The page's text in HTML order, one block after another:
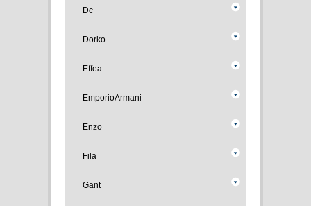
Dc
Dorko
Effea
EmporioArmani
Enzo
Fila
Gant